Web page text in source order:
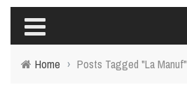
Home › Posts Tagged "La Manuf"